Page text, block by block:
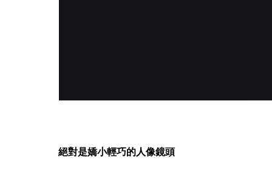
絕對是嬌小輕巧的人像鏡頭